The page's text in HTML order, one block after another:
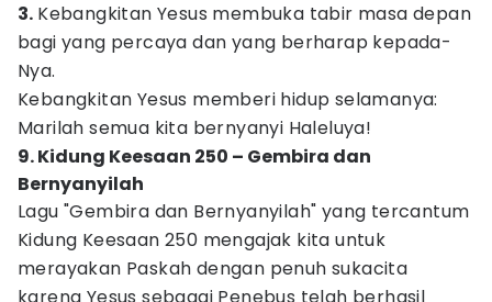
3. Kebangkitan Yesus membuka tabir masa depan
bagi yang percaya dan yang berharap kepada-
Nya.
Kebangkitan Yesus memberi hidup selamanya:
Marilah semua kita bernyanyi Haleluya!
9. Kidung Keesaan 250 – Gembira dan
Bernyanyilah
Lagu "Gembira dan Bernyanyilah" yang tercantum
Kidung Keesaan 250 mengajak kita untuk
merayakan Paskah dengan penuh sukacita